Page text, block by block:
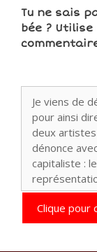
Tu ne sais
bée ?
Clique pour